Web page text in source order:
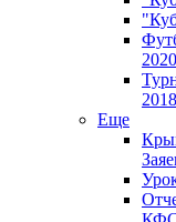
2018
Еще